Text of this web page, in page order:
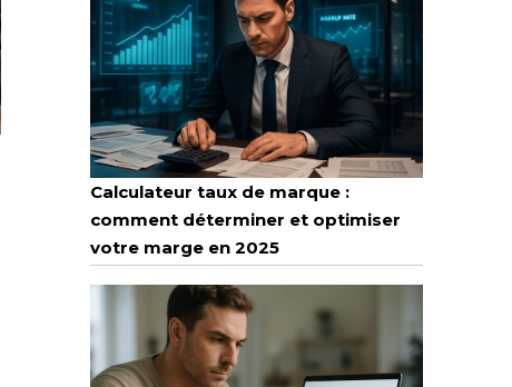
Calculateur taux de marque :
comment déterminer et optimiser
votre marge en 2025